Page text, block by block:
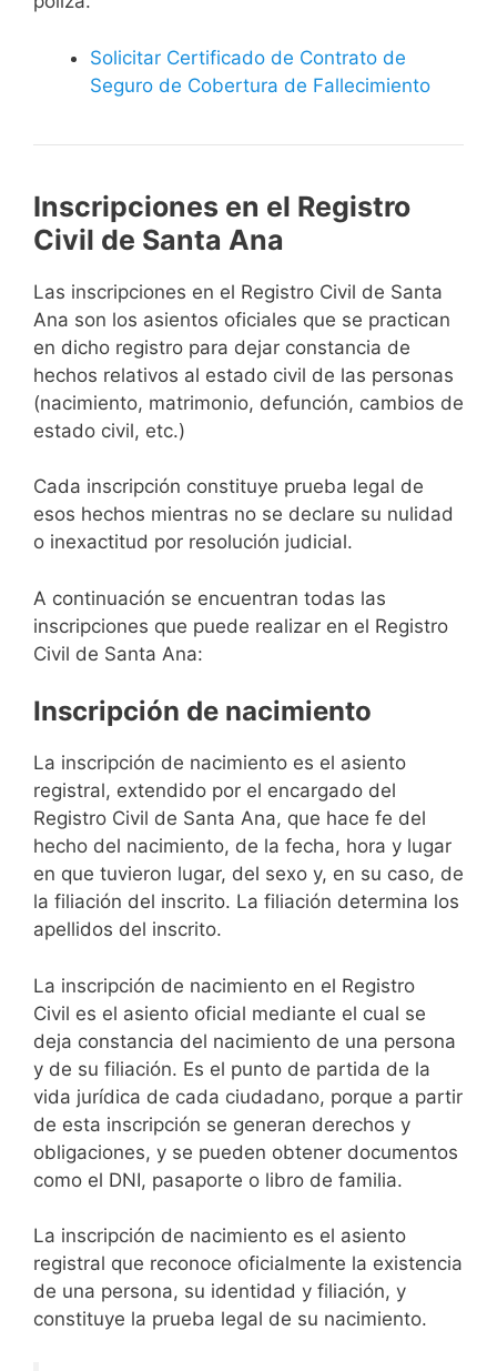
Solicitar Certificado de Contrato de
Seguro de Cobertura de Fallecimiento
Inscripciones en el Registro
Civil de Santa Ana
Las inscripciones en el Registro Civil de Santa
Ana son los asientos oficiales que se practican
en dicho registro para dejar constancia de
hechos relativos al estado civil de las personas
(nacimiento, matrimonio, defunción, cambios de
estado civil, etc.)
Cada inscripción constituye prueba legal de
esos hechos mientras no se declare su nulidad
o inexactitud por resolución judicial.
A continuación se encuentran todas las
inscripciones que puede realizar en el Registro
Civil de Santa Ana:
Inscripción de nacimiento
La inscripción de nacimiento es el asiento
registral, extendido por el encargado del
Registro Civil de Santa Ana, que hace fe del
hecho del nacimiento, de la fecha, hora y lugar
en que tuvieron lugar, del sexo y, en su caso, de
la filiación del inscrito. La filiación determina los
apellidos del inscrito.
La inscripción de nacimiento en el Registro
Civil es el asiento oficial mediante el cual se
deja constancia del nacimiento de una persona
y de su filiación. Es el punto de partida de la
vida jurídica de cada ciudadano, porque a partir
de esta inscripción se generan derechos y
obligaciones, y se pueden obtener documentos
como el DNI, pasaporte o libro de familia.
La inscripción de nacimiento es el asiento
registral que reconoce oficialmente la existencia
de una persona, su identidad y filiación, y
constituye la prueba legal de su nacimiento.